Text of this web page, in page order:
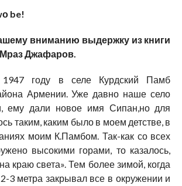
be!
вниманию выдержку из книги
Мраз Джафаров.
году в селе Курдский Памб
Армении. Уже давно наше село
ему дали новое имя Сипан,но для
таким, каким было в моем детстве, в
моим К.Памбом. Так-как со всех
высокими горами, то казалось,
краю света». Тем более зимой, когда
3 метра закрывал все в окружении и